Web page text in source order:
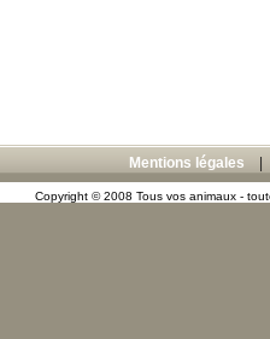
Mentions légales
Copyright © 2008 Tous vos animaux -